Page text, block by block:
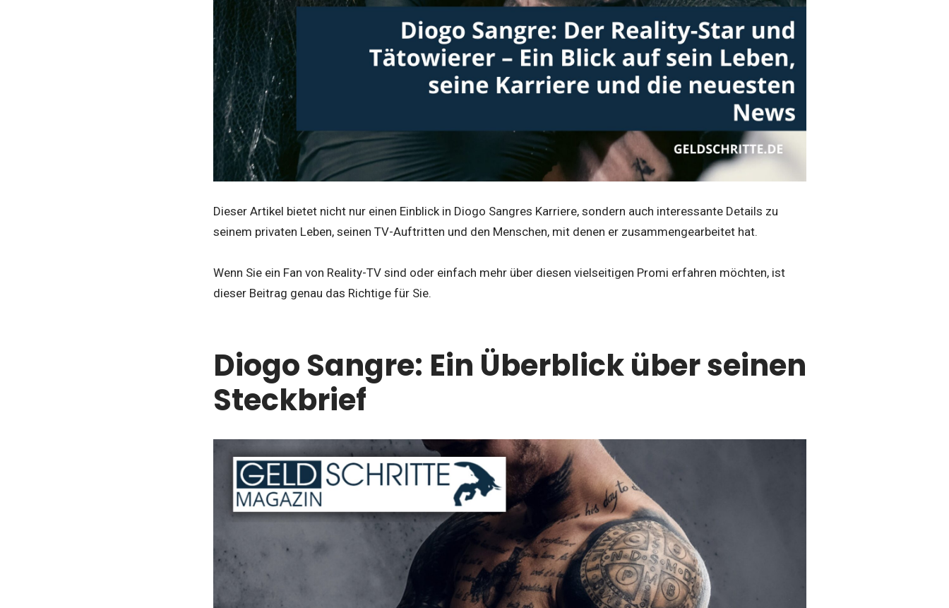
Dieser Artikel bietet nicht nur einen Einblick in Diogo Sangres Karriere, sondern auch interessante Details zu
seinem privaten Leben, seinen TV-Auftritten und den Menschen, mit denen er zusammengearbeitet hat.
Wenn Sie ein Fan von Reality-TV sind oder einfach mehr über diesen vielseitigen Promi erfahren möchten, ist
dieser Beitrag genau das Richtige für Sie.
Diogo Sangre: Ein Überblick über seinen
Steckbrief